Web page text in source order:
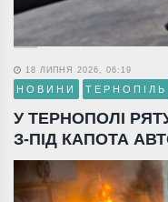
18 ЛИПНЯ 2026, 06:19
НОВИНИ ТЕРНОПІЛЬ
У ТЕРНОПОЛІ
З-ПІД КАПОТА